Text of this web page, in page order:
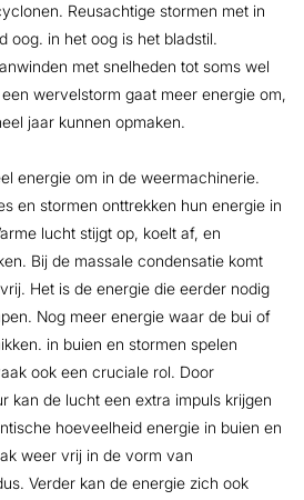
Reusachtige stormen met in
oog. in het oog is het bladstil.
met snelheden tot soms wel
wervelstorm gaat meer energie om,
jaar kunnen opmaken.
energie om in de weermachinerie.
en stormen onttrekken hun energie in
lucht stijgt op, koelt af, en
Bij de massale condensatie komt
Het is de energie die eerder nodig
Nog meer energie waar de bui of
in buien en stormen spelen
ook een cruciale rol. Door
kan de lucht een extra impuls krijgen
hoeveelheid energie in buien en
weer vrij in de vorm van
Verder kan de energie zich ook